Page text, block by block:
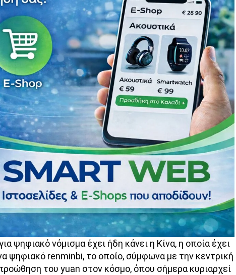
ψηφιακό νόμισμα έχει ήδη κάνει η Κίνα, η οποία έχει
ψηφιακό renminbi, το οποίο, σύμφωνα με την κεντρική
του yuan στον κόσμο, όπου σήμερα κυριαρχεί